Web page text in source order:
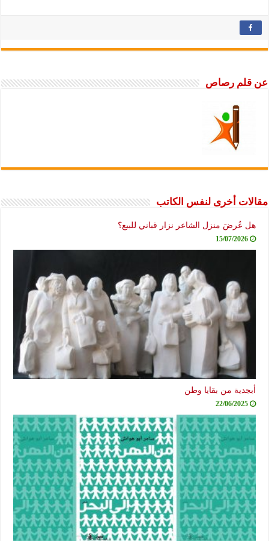
عن قلم رصاص
مقالات أخرى لنفس الكاتب
هل عُرضَ منزل الشاعر نزار قباني للبيع؟
15/07/2026
أبجدية من بقايا وطن
22/06/2025